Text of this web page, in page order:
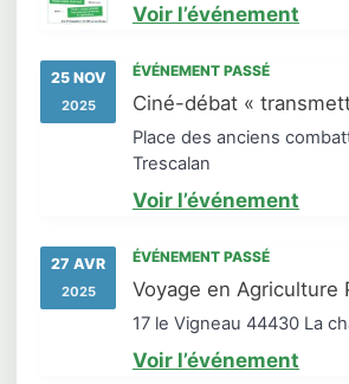
Voir l’événement
25 NOV
2025
ÉVÉNEMENT PASSÉ
Ciné-débat «
Place des anciens
Trescalan
Voir l’événement
27 AVR
2025
ÉVÉNEMENT PASSÉ
Voyage en Agriculture
17 le Vigneau 44430 La
Voir l’événement